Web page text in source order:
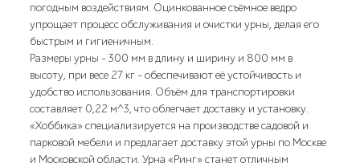
погодным воздействиям. Оцинкованное съёмное ведро
упрощает процесс обслуживания и очистки урны, делая его
быстрым и гигиеничным.
Размеры урны – 300 мм в длину и ширину и 800 мм в
высоту, при весе 27 кг – обеспечивают её устойчивость и
удобство использования. Объём для транспортировки
составляет 0,22 м^3, что облегчает доставку и установку.
«Хоббика» специализируется на производстве садовой и
парковой мебели и предлагает доставку этой урны по Москве
и Московской области. Урна «Ринг» станет отличным